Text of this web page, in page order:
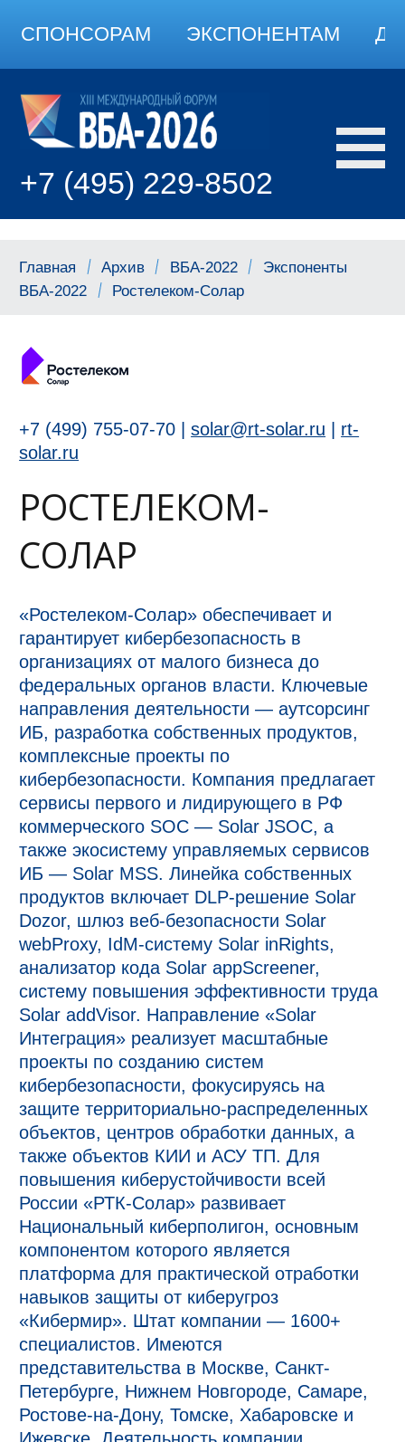
СПОНСОРАМ ЭКСПОНЕНТАМ
+7 (495) 229-8502
Главная Архив ВБА-2022
Экспоненты
ВБА-2022
Ростелеком-Солар
+7 (499) 755-07-70 |solar@rt-solar.ru
rt-
solar.ru
РОСТЕЛЕКОМ-
СОЛАР
«Ростелеком-Солар» обеспечивает и
гарантирует кибербезопасность в
организациях от малого бизнеса до
федеральных органов власти. Ключевые
направления деятельности — аутсорсинг
ИБ, разработка собственных продуктов,
комплексные проекты по
кибербезопасности. Компания предлагает
сервисы первого и лидирующего в РФ
коммерческого SOC — Solar JSOC, а
также экосистему управляемых сервисов
ИБ — Solar MSS. Линейка собственных
продуктов включает DLP-решение Solar
Dozor, шлюз веб-безопасности Solar
webProxy, IdM-систему Solar inRights,
анализатор кода Solar appScreener,
систему повышения эффективности труда
Solar addVisor. Направление «Solar
Интеграция» реализует масштабные
проекты по созданию систем
кибербезопасности, фокусируясь на
защите территориально-распределенных
объектов, центров обработки данных, а
также объектов КИИ и АСУ ТП. Для
повышения киберустойчивости всей
России «РТК-Солар» развивает
Национальный киберполигон, основным
компонентом которого является
платформа для практической отработки
навыков защиты от киберугроз
«Кибермир». Штат компании — 1600+
специалистов. Имеются
представительства в Москве, Санкт-
Петербурге, Нижнем Новгороде, Самаре,
Ростове-на-Дону, Томске, Хабаровске и